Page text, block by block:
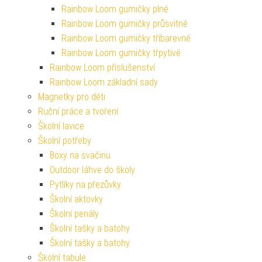
Rainbow Loom gumičky plné
Rainbow Loom gumičky průsvitné
Rainbow Loom gumičky tříbarevné
Rainbow Loom gumičky třpytivé
Rainbow Loom příslušenství
Rainbow Loom základní sady
Magnetky pro děti
Ruční práce a tvoření
Školní lavice
Školní potřeby
Boxy na svačinu
Outdoor láhve do školy
Pytlíky na přezůvky
Školní aktovky
Školní penály
Školní tašky a batohy
Školní tašky a batohy
Školní tabule